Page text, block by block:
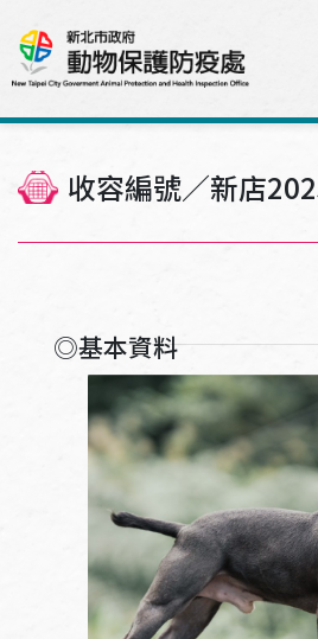
收容編號／新店
◎基本資料
收容編號：新店